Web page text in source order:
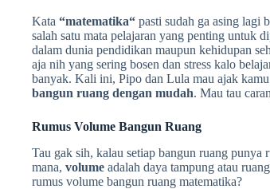
Kata “matematika“ pasti sudah ga asing lagi
salah satu mata pelajaran yang penting untuk
dalam dunia pendidikan maupun kehidupan
aja nih yang sering bosen dan stress kalo
banyak. Kali ini, Pipo dan Lula mau ajak kamu
bangun ruang dengan mudah. Mau tau
Rumus Volume Bangun Ruang
Tau gak sih, kalau setiap bangun ruang
mana, volume adalah daya tampung atau
rumus volume bangun ruang matematika?